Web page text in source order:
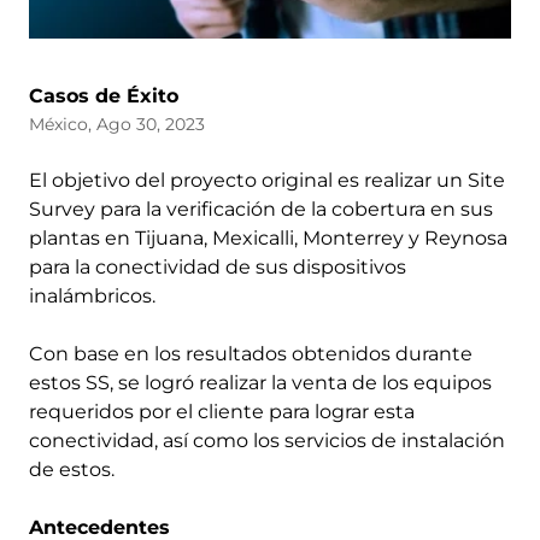
Casos de Éxito
México, Ago 30, 2023
El objetivo del proyecto original es realizar un Site
Survey para la verificación de la cobertura en sus
plantas en Tijuana, Mexicalli, Monterrey y Reynosa
para la conectividad de sus dispositivos
inalámbricos.
Con base en los resultados obtenidos durante
estos SS, se logró realizar la venta de los equipos
requeridos por el cliente para lograr esta
conectividad, así como los servicios de instalación
de estos.
Antecedentes